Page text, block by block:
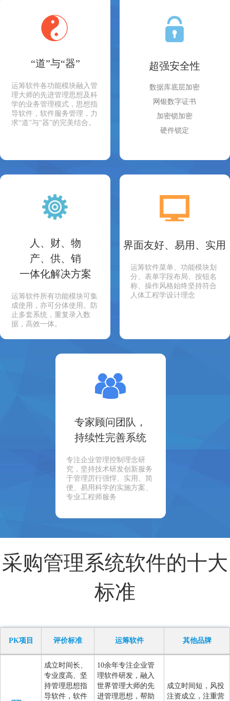
“道”与“器”
运筹软件各功能模块融入管
理大师的先进管理思想及科
学的业务管理模式，思想指
导软件，软件服务管理，力
求“道”与“器”的完美结合。
超强安全性
数据库底层加密
网银数字证书
加密锁加密
硬件锁定
人、财、物
产、供、销
一体化解决方案
运筹软件所有功能模块可集
成使用，亦可分体使用。防
止多套系统，重复录入数
据，高效一体。
界面友好、易用、实用
运筹软件菜单、功能模块划
分、表单字段布局、按钮名
称、操作风格始终坚持符合
人体工程学设计理念
专家顾问团队，
持续性完善系统
专注企业管理控制理念研
究，坚持技术研发创新服务
于管理厉行强悍、实用、简
便、易用科学的实施方案、
专业工程师服务
采购管理系统软件的十大
标准
PK项目 评价标准 运筹软件 其他品牌
成立时间长、
专业度高、坚
持管理思想指
导软件，软件
10余年专注企业管
理软件研发，融入
世界管理大师的先
进管理思想，帮助
成立时间短，风投
注资成立，注重营